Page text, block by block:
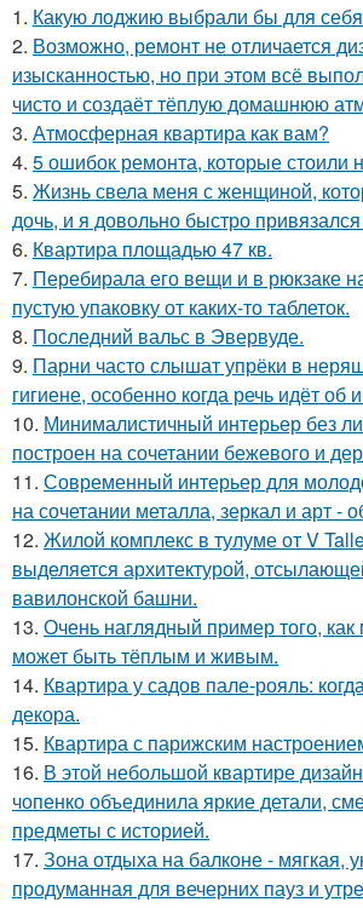
1. Какую лоджию выбрали бы для
2. Возможно, ремонт не отличается
изысканностью, но при этом всё
чисто и создаёт тёплую домашнюю
3. Атмосферная квартира как вам?
4. 5 ошибок ремонта, которые стоили
5. Жизнь свела меня с женщиной,
дочь, и я довольно быстро
6. Квартира площадью 47 кв.
7. Перебирала его вещи и в рюкзаке
пустую упаковку от каких-то таблеток.
8. Последний вальс в Эвервуде.
9. Парни часто слышат упрёки в
гигиене, особенно когда речь идёт
10. Минималистичный интерьер без
построен на сочетании бежевого и
11. Современный интерьер для
на сочетании металла, зеркал и арт -
12. Жилой комплекс в тулуме от V
выделяется архитектурой,
вавилонской башни.
13. Очень наглядный пример того,
может быть тёплым и живым.
14. Квартира у садов пале-рояль:
декора.
15. Квартира с парижским
16. В этой небольшой квартире
чопенко объединила яркие детали,
предметы с историей.
17. Зона отдыха на балконе - мягкая,
продуманная для вечерних пауз и